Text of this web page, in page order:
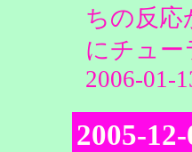
ちの反
にチュ
2006-01-
2005-